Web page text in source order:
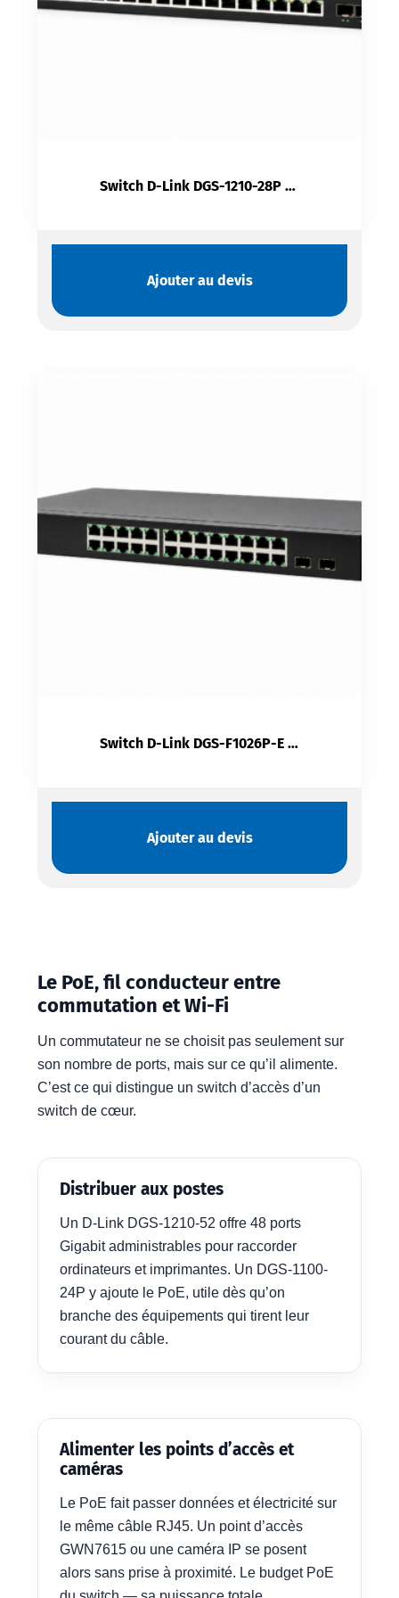
Switch D-Link DGS-1210-28P | 24 Ports PoE + 4 SFP 370W L2 Manageable
Ajouter au devis
Switch D-Link DGS-F1026P-E | 24 Ports PoE + 2 SFP 250W
Ajouter au devis
Le PoE, fil conducteur entre
commutation et Wi-Fi
Un commutateur ne se choisit pas seulement sur
son nombre de ports, mais sur ce qu’il alimente.
C’est ce qui distingue un switch d’accès d’un
switch de cœur.
Distribuer aux postes
Un D-Link DGS-1210-52 offre 48 ports
Gigabit administrables pour raccorder
ordinateurs et imprimantes. Un DGS-1100-
24P y ajoute le PoE, utile dès qu’on
branche des équipements qui tirent leur
courant du câble.
Alimenter les points d’accès et
caméras
Le PoE fait passer données et électricité sur
le même câble RJ45. Un point d’accès
GWN7615 ou une caméra IP se posent
alors sans prise à proximité. Le budget PoE